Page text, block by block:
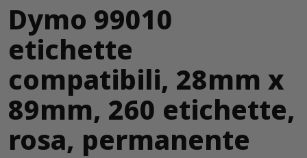
Dymo 99010
etichette
compatibili, 28mm x
89mm, 260 etichette,
rosa, permanente